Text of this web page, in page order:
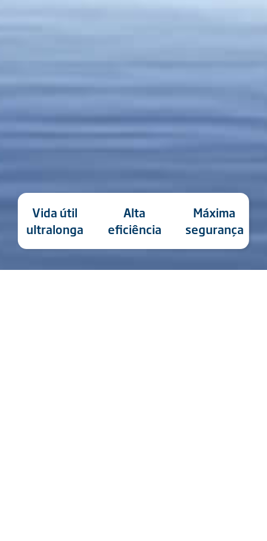
Vida útil
ultralonga
Alta
eficiência
Máxima
segurança